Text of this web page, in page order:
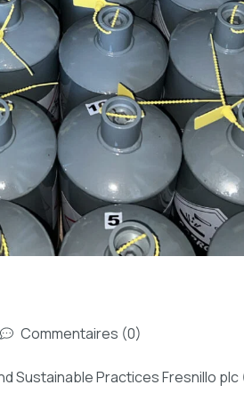
Commentaires (0)
Sustainable Practices Fresnillo plc